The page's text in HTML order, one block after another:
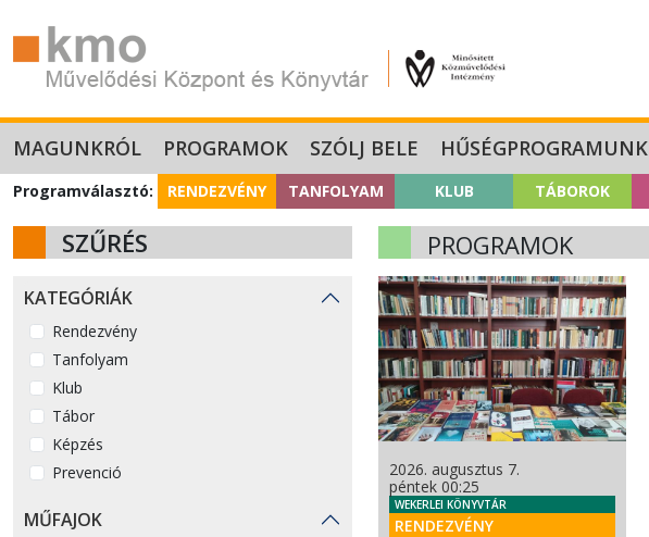
MAGUNKRÓL PROGRAMOK SZÓLJ BELE HŰSÉGPROGRAMUNK
Programválasztó: RENDEZVÉNY TANFOLYAM KLUB TÁBOROK
SZŰRÉS
KATEGÓRIÁK
Rendezvény
Tanfolyam
Klub
Tábor
Képzés
Prevenció
MŰFAJOK
PROGRAMOK
2026. augusztus 7.
péntek 00:25
WEKERLEI KÖNYVTÁR
RENDEZVÉNY